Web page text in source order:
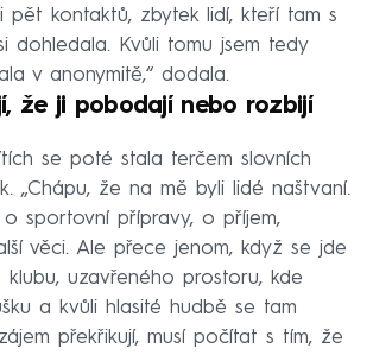
pět kontaktů, zbytek lidí, kteří tam s
dohledala. Kvůli tomu jsem tedy
v anonymitě,“ dodala.
že ji pobodají nebo rozbijí
se poté stala terčem slovních
„Chápu, že na mě byli lidé naštvaní.
o sportovní přípravy, o příjem,
věci. Ale přece jenom, když se jde
uzavřeného prostoru, kde
a kvůli hlasité hudbě se tam
překřikují, musí počítat s tím, že